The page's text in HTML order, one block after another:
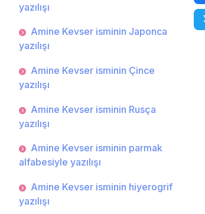
yazılışı
Amine Kevser isminin Japonca
yazılışı
Amine Kevser isminin Çince
yazılışı
Amine Kevser isminin Rusça
yazılışı
Amine Kevser isminin parmak
alfabesiyle yazılışı
Amine Kevser isminin hiyerogrif
yazılışı